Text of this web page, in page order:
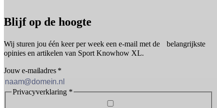
Blijf op de hoogte
Wij sturen jou één keer per week een e-mail met de belangrijkste
opinies en artikelen van Sport Knowhow XL.
Jouw e-mailadres *
Privacyverklaring *